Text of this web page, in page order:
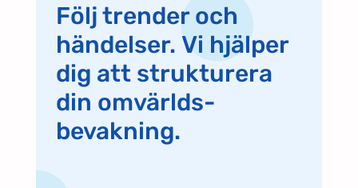
Följ trender och
händelser. Vi hjälper
dig att strukturera
din omvärlds-
bevakning.